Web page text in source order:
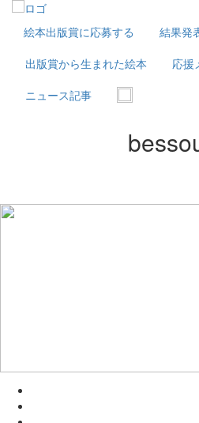
絵本出版賞に応募する
結果発
出版賞から生まれた絵本
応援
ニュース記事